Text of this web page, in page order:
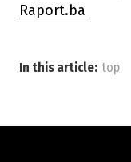
Raport.ba
In this article: top